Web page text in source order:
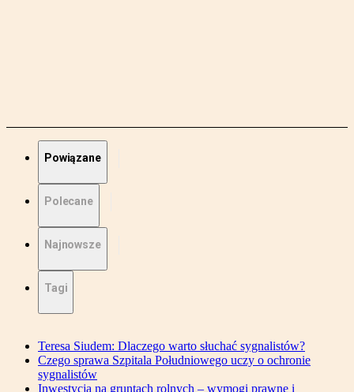
Powiązane
Polecane
Najnowsze
Tagi
Teresa Siudem: Dlaczego warto słuchać sygnalistów?
Czego sprawa Szpitala Południowego uczy o ochronie
sygnalistów
Inwestycja na gruntach rolnych – wymogi prawne i